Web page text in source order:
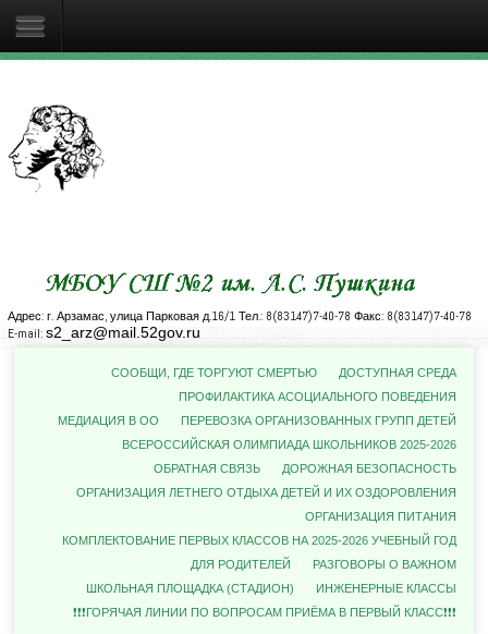
Адрес: г. Арзамас, улица Парковая д.16/1 Тел.: 8(83147)7-40-78 Факс: 8(83147)7-40-78
E-mail:s2_arz@mail.52gov.ru
ДОСТУПНАЯ СРЕДА
СООБЩИ, ГДЕ ТОРГУЮТ СМЕРТЬЮ
ПРОФИЛАКТИКА АСОЦИАЛЬНОГО ПОВЕДЕНИЯ
ПЕРЕВОЗКА ОРГАНИЗОВАННЫХ ГРУПП ДЕТЕЙ
МЕДИАЦИЯ В ОО
ВСЕРОССИЙСКАЯ ОЛИМПИАДА ШКОЛЬНИКОВ 2025-2026
ДОРОЖНАЯ БЕЗОПАСНОСТЬ
ОБРАТНАЯ СВЯЗЬ
ОРГАНИЗАЦИЯ ЛЕТНЕГО ОТДЫХА ДЕТЕЙ И ИХ ОЗДОРОВЛЕНИЯ
ОРГАНИЗАЦИЯ ПИТАНИЯ
КОМПЛЕКТОВАНИЕ ПЕРВЫХ КЛАССОВ НА 2025-2026 УЧЕБНЫЙ ГОД
РАЗГОВОРЫ О ВАЖНОМ
ДЛЯ РОДИТЕЛЕЙ
ИНЖЕНЕРНЫЕ КЛАССЫ
ШКОЛЬНАЯ ПЛОЩАДКА (СТАДИОН)
❗❗❗ГОРЯЧАЯ ЛИНИИ ПО ВОПРОСАМ ПРИЁМА В ПЕРВЫЙ КЛАСС❗❗❗